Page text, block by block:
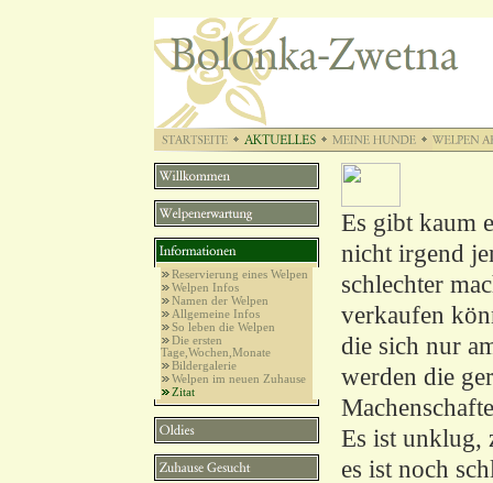
Reservierung eines Welpen
Welpen Infos
Namen der Welpen
Allgemeine Infos
So leben die Welpen
Die ersten
Tage,Wochen,Monate
Bildergalerie
Welpen im neuen Zuhause
Zitat
Es gibt kaum
nicht irgend
schlechter
verkaufen
die sich nur
werden die
Es ist unklug,
es ist noch